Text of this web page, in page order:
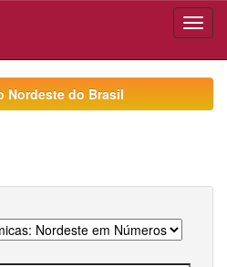
Nordeste do Brasil